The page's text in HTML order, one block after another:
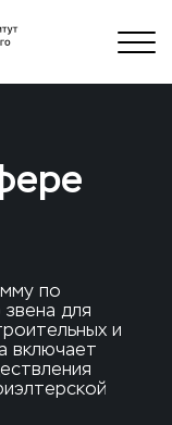
по
для
и
включает